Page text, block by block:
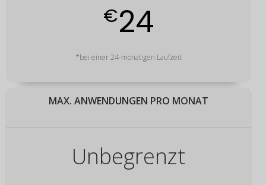
€24
*bei einer 24-monatigen Laufzeit
MAX. ANWENDUNGEN PRO MONAT
Unbegrenzt